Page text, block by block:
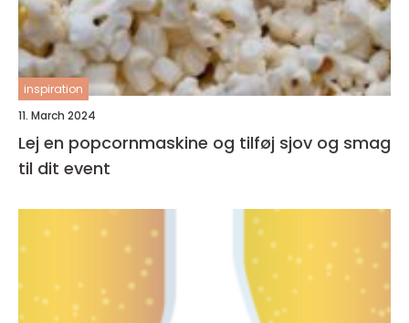
inspiration
11. March 2024
Lej en popcornmaskine og tilføj sjov og smag
til dit event